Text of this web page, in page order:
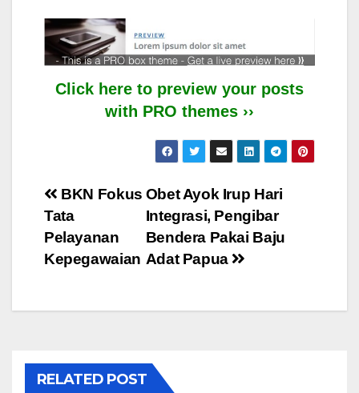
Click here to preview your posts
with PRO themes ››
Post
navigation
Obet Ayok Irup Hari
Integrasi, Pengibar
Bendera Pakai Baju
Adat Papua
BKN Fokus
Tata
Pelayanan
Kepegawaian
RELATED POST